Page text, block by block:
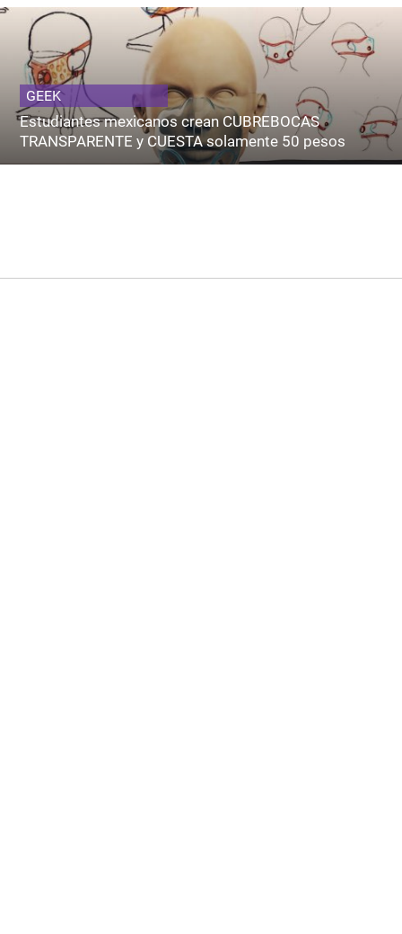
GEEK
Estudiantes mexicanos crean CUBREBOCAS
TRANSPARENTE y CUESTA solamente 50 pesos